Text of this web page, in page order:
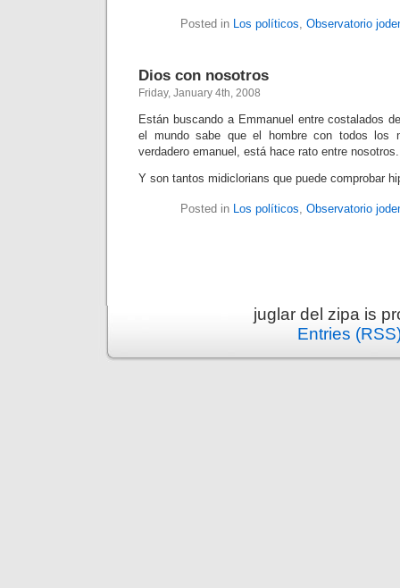
Posted in Los políticos, Observatorio
Dios con nosotros
Friday, January 4th, 2008
Están buscando a Emmanuel entre costalados
el mundo sabe que el hombre con todos los
verdadero emanuel, está hace rato entre nosotros.
Y son tantos midiclorians que puede comprobar
Posted in Los políticos, Observatorio
juglar del zipa is
Entries